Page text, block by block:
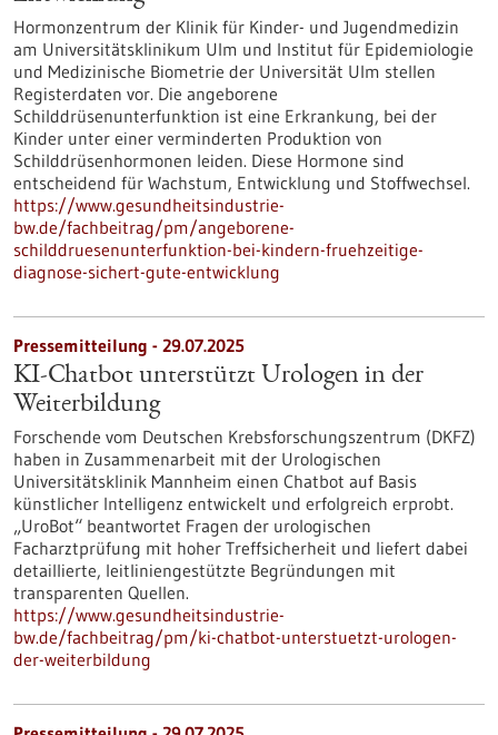
Hormonzentrum der Klinik für Kinder-​ und Jugendmedizin
am Universitätsklinikum Ulm und Institut für Epidemiologie
und Medizinische Biometrie der Universität Ulm stellen
Registerdaten vor. Die angeborene
Schilddrüsenunterfunktion ist eine Erkrankung, bei der
Kinder unter einer verminderten Produktion von
Schilddrüsenhormonen leiden. Diese Hormone sind
entscheidend für Wachstum, Entwicklung und Stoffwechsel.
https://www.gesundheitsindustrie-
bw.de/fachbeitrag/pm/angeborene-
schilddruesenunterfunktion-bei-kindern-fruehzeitige-
diagnose-sichert-gute-entwicklung
Pressemitteilung - 29.07.2025
KI-Chatbot unterstützt Urologen in der
Weiterbildung
Forschende vom Deutschen Krebsforschungszentrum (DKFZ)
haben in Zusammenarbeit mit der Urologischen
Universitätsklinik Mannheim einen Chatbot auf Basis
künstlicher Intelligenz entwickelt und erfolgreich erprobt.
„UroBot“ beantwortet Fragen der urologischen
Facharztprüfung mit hoher Treffsicherheit und liefert dabei
detaillierte, leitliniengestützte Begründungen mit
transparenten Quellen.
https://www.gesundheitsindustrie-
bw.de/fachbeitrag/pm/ki-chatbot-unterstuetzt-urologen-
der-weiterbildung